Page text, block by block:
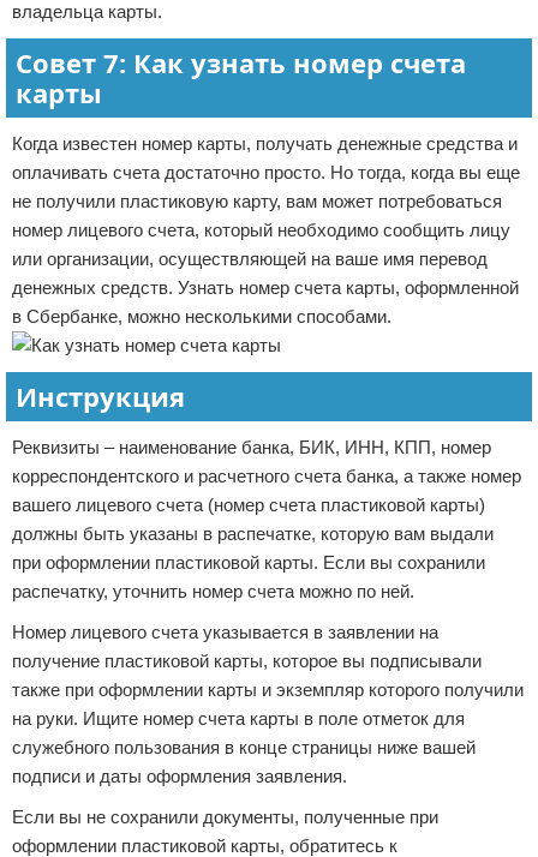
владельца карты.
Совет 7: Как узнать номер счета
карты
Когда известен номер карты, получать денежные средства и
оплачивать счета достаточно просто. Но тогда, когда вы еще
не получили пластиковую карту, вам может потребоваться
номер лицевого счета, который необходимо сообщить лицу
или организации, осуществляющей на ваше имя перевод
денежных средств. Узнать номер счета карты, оформленной
в Сбербанке, можно несколькими способами.
Инструкция
Реквизиты – наименование банка, БИК, ИНН, КПП, номер
корреспондентского и расчетного счета банка, а также номер
вашего лицевого счета (номер счета пластиковой карты)
должны быть указаны в распечатке, которую вам выдали
при оформлении пластиковой карты. Если вы сохранили
распечатку, уточнить номер счета можно по ней.
Номер лицевого счета указывается в заявлении на
получение пластиковой карты, которое вы подписывали
также при оформлении карты и экземпляр которого получили
на руки. Ищите номер счета карты в поле отметок для
служебного пользования в конце страницы ниже вашей
подписи и даты оформления заявления.
Если вы не сохранили документы, полученные при
оформлении пластиковой карты, обратитесь к